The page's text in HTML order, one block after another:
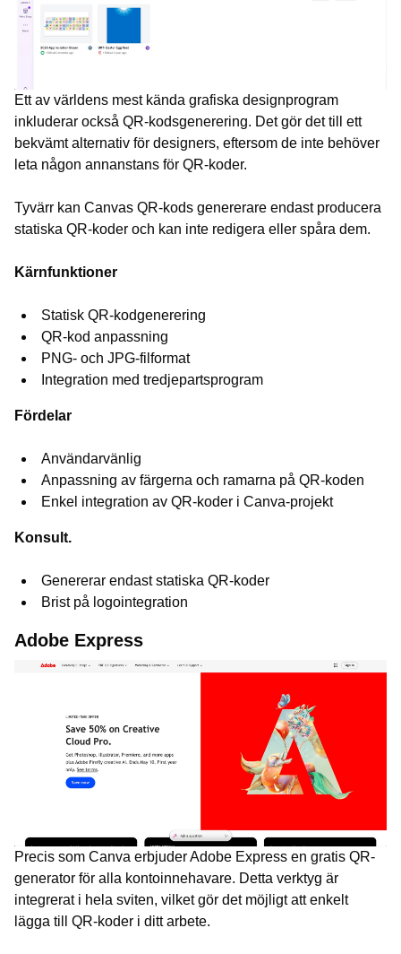
Ett av världens mest kända grafiska designprogram
inkluderar också QR-kodsgenerering. Det gör det till ett
bekvämt alternativ för designers, eftersom de inte behöver
leta någon annanstans för QR-koder.
Tyvärr kan Canvas QR-kods genererare endast producera
statiska QR-koder och kan inte redigera eller spåra dem.
Kärnfunktioner
Statisk QR-kodgenerering
QR-kod anpassning
PNG- och JPG-filformat
Integration med tredjepartsprogram
Fördelar
Användarvänlig
Anpassning av färgerna och ramarna på QR-koden
Enkel integration av QR-koder i Canva-projekt
Konsult.
Genererar endast statiska QR-koder
Brist på logointegration
Adobe Express
Precis som Canva erbjuder Adobe Express en gratis QR-
generator för alla kontoinnehavare. Detta verktyg är
integrerat i hela sviten, vilket gör det möjligt att enkelt
lägga till QR-koder i ditt arbete.